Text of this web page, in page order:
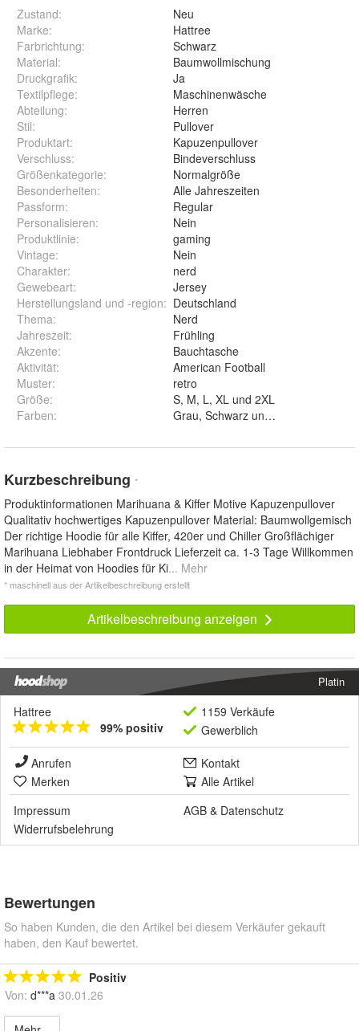
Zustand:
Neu
Marke:
Hattree
Farbrichtung:
Schwarz
Material:
Baumwollmischung
Druckgrafik:
Ja
Textilpflege:
Maschinenwäsche
Abteilung:
Herren
Stil:
Pullover
Produktart:
Kapuzenpullover
Verschluss:
Bindeverschluss
Größenkategorie:
Normalgröße
Besonderheiten:
Alle Jahreszeiten
Passform:
Regular
Personalisieren:
Nein
Produktlinie:
gaming
Vintage:
Nein
Charakter:
nerd
Gewebeart:
Jersey
Herstellungsland und -region: Deutschland
Thema:
Nerd
Jahreszeit:
Frühling
Akzente:
Bauchtasche
Aktivität:
American Football
Muster:
retro
Größe:
S, M, L, XL und 2XL
Farben: Grau, Schwarz und Weiß
Kurzbeschreibung *
Produktinformationen Marihuana & Kiffer Motive Kapuzenpullover
Qualitativ hochwertiges Kapuzenpullover Material: Baumwollgemisch
Der richtige Hoodie für alle Kiffer, 420er und Chiller Großflächiger
Marihuana Liebhaber Frontdruck Lieferzeit ca. 1-3 Tage Willkommen
in der Heimat von Hoodies für Ki... Mehr
* maschinell aus der Artikelbeschreibung erstellt
Artikelbeschreibung anzeigen
Platin
Hattree
99% positiv
1159 Verkäufe
Gewerblich
Anrufen
Kontakt
Merken
Alle Artikel
Impressum
AGB & Datenschutz
Widerrufsbelehrung
Bewertungen
So haben Kunden, die den Artikel bei diesem Verkäufer gekauft
haben, den Kauf bewertet.
Positiv
Von: d***a 30.01.26